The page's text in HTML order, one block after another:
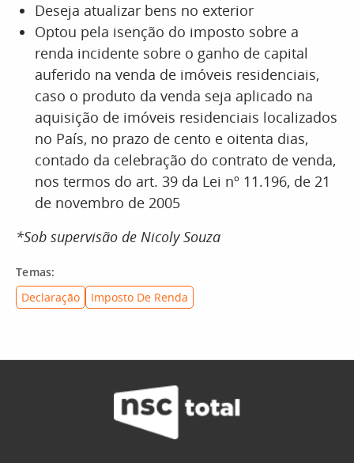
Deseja atualizar bens no exterior
Optou pela isenção do imposto sobre a
renda incidente sobre o ganho de capital
auferido na venda de imóveis residenciais,
caso o produto da venda seja aplicado na
aquisição de imóveis residenciais localizados
no País, no prazo de cento e oitenta dias,
contado da celebração do contrato de venda,
nos termos do art. 39 da Lei nº 11.196, de 21
de novembro de 2005
*Sob supervisão de Nicoly Souza
Temas:
Declaração
Imposto De Renda